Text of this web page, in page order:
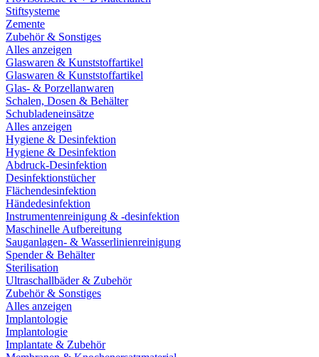
Stiftsysteme
Zemente
Zubehör & Sonstiges
Alles anzeigen
Glaswaren & Kunststoffartikel
Glaswaren & Kunststoffartikel
Glas- & Porzellanwaren
Schalen, Dosen & Behälter
Schubladeneinsätze
Alles anzeigen
Hygiene & Desinfektion
Hygiene & Desinfektion
Abdruck-Desinfektion
Desinfektionstücher
Flächendesinfektion
Händedesinfektion
Instrumentenreinigung & -desinfektion
Maschinelle Aufbereitung
Sauganlagen- & Wasserlinienreinigung
Spender & Behälter
Sterilisation
Ultraschallbäder & Zubehör
Zubehör & Sonstiges
Alles anzeigen
Implantologie
Implantologie
Implantate & Zubehör